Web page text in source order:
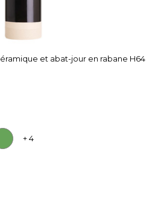
et abat-jour en rabane H64
+ 4